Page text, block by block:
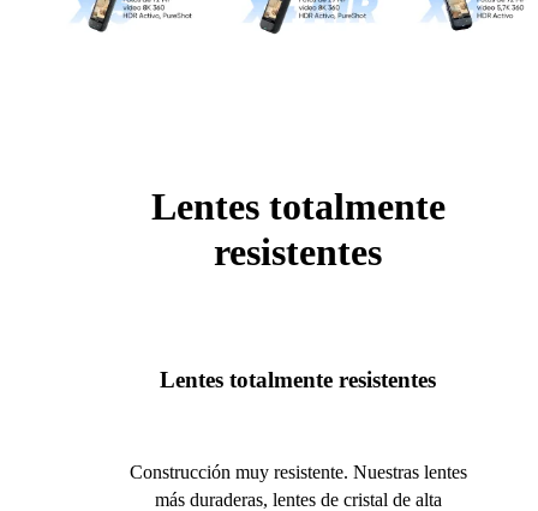
Lentes totalmente
resistentes
Lentes totalmente resistentes
Construcción muy resistente. Nuestras lentes
más duraderas, lentes de cristal de alta